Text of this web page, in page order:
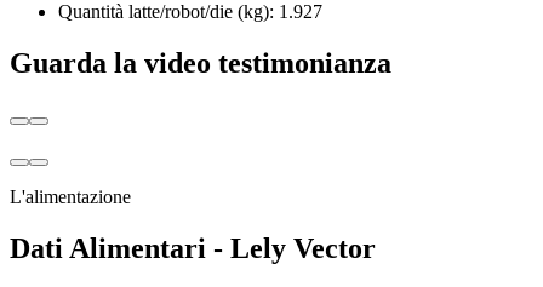
Quantità latte/robot/die (kg): 1.927
Guarda la video testimonianza
L'alimentazione
Dati Alimentari - Lely Vector